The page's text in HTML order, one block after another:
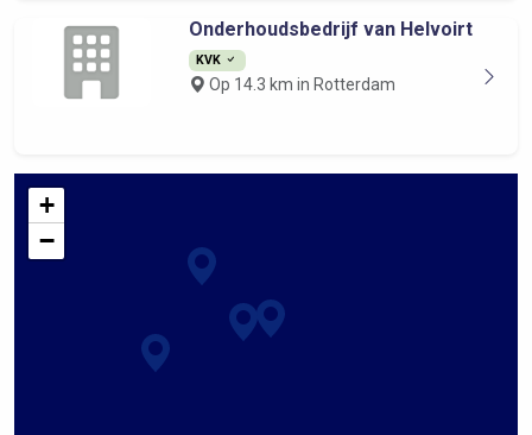
Onderhoudsbedrijf van Helvoirt
KVK
Op 14.3 km in Rotterdam
+
−